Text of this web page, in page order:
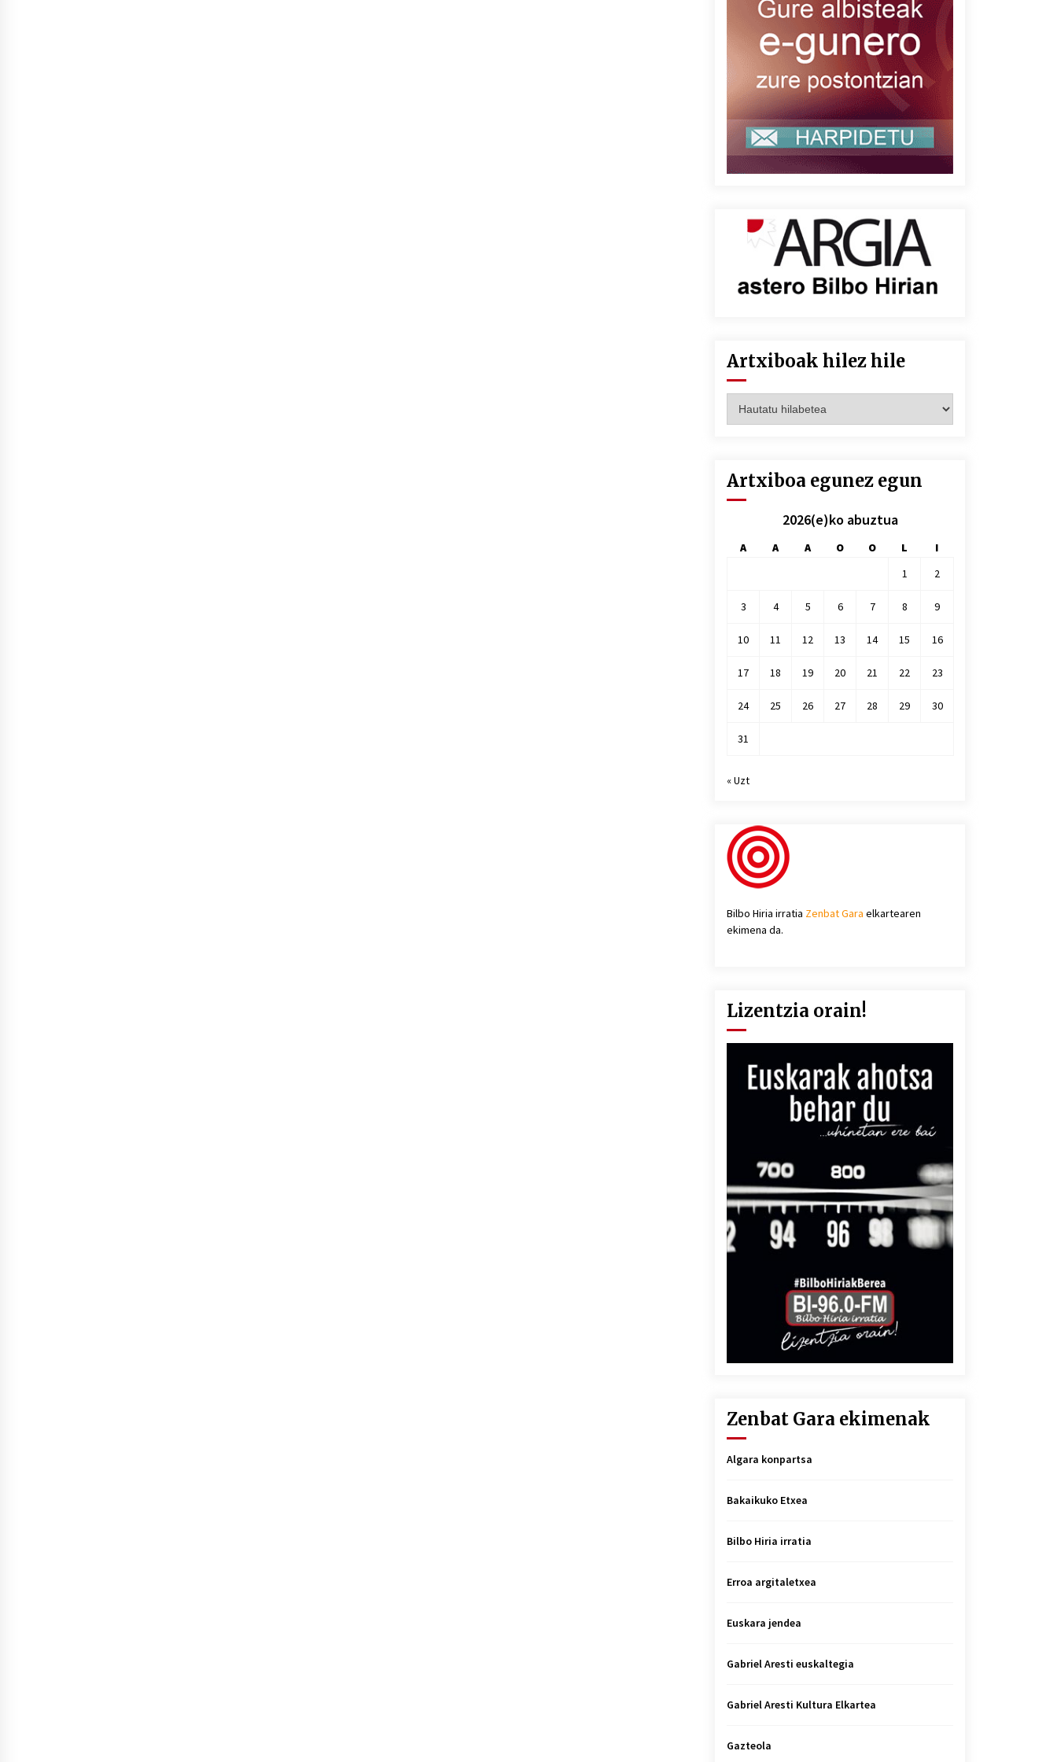
Artxiboak hilez hile
hilez
Artxiboa egunez egun
2026(e)ko abuztua
A A A O O L
I
1
2
3 4 5 6 7 8 9
10 11 12 13 14 15 16
17 18 19 20 21 22 23
24 25 26 27 28 29 30
31
« Uzt
Bilbo Hiria irratia Zenbat Gara elkartearen
ekimena da.
Lizentzia orain!
Zenbat Gara ekimenak
Algara konpartsa
Bakaikuko Etxea
Bilbo Hiria irratia
Erroa argitaletxea
Euskara jendea
Gabriel Aresti euskaltegia
Gabriel Aresti Kultura Elkartea
Gazteola